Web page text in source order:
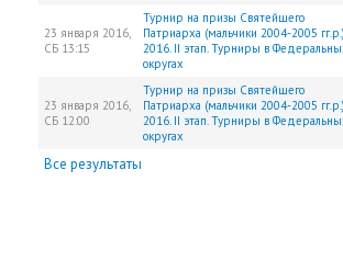
23 января 2016,
СБ 13:15
Турнир на призы Святейшего
Патриарха (мальчики 2004-2005
2016. II этап. Турниры в
округах
23 января 2016,
СБ 12:00
Турнир на призы Святейшего
Патриарха (мальчики 2004-2005
2016. II этап. Турниры в
округах
Все результаты